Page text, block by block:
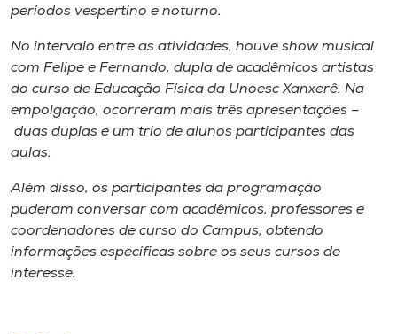
períodos vespertino e noturno.
No intervalo entre as atividades, houve showmusical
com Felipe e Fernando, dupla de acadêmicos artistas
do curso de Educação Física da Unoesc Xanxerê. Na
empolgação, ocorreram mais três apresentações –
duas duplas e um trio de alunos participantes das
aulas.
Além disso, os participantes da programação
puderam conversar com acadêmicos, professores e
coordenadores de curso do Campus, obtendo
informações específicas sobre os seus cursos de
interesse.